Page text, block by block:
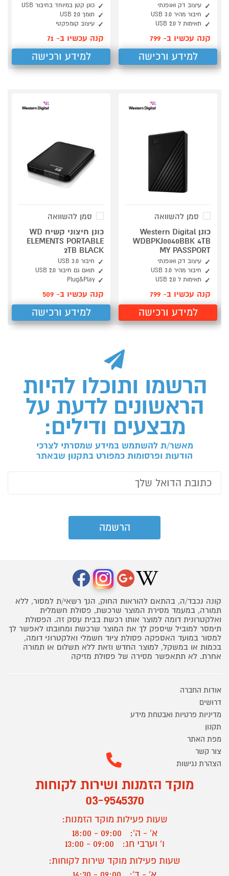
עיצוב דק ואופנתי
חיבור מהיר USB 3.0
תאימות ל USB 2.0
קנה עכשיו ב- 799
למידע ורכישה
כונן קטן במיוחד בחיבור USB
תומך USB 2.0
עיצוב קומפקטי
קנה עכשיו ב- 71
למידע ורכישה
סמן להשוואה
כונן Western Digital
WDBPKJ0040BBK 4TB
MY PASSPORT
עיצוב דק ואופנתי
חיבור מהיר USB 3.0
תאימות ל USB 2.0
קנה עכשיו ב- 799
למידע ורכישה
סמן להשוואה
כונן חיצוני קשיח WD
ELEMENTS PORTABLE
2TB BLACK
חיבור USB 3.0
תואם גם חיבור USB 2.0
Plug&Play
קנה עכשיו ב- 509
למידע ורכישה
הרשמו ותוכלו להיות
הראשונים לדעת על
מבצעים ודילים:
מאשר/ת להשתמש במידע שמסרתי לצרכי
הודעות ופרסומות כמפורט בתקנון שבאתר
קונה נכבד/ה, בהתאם להוראות החוק, הנך רשאי/ת למסור, ללא
תמורה, במעמד מסירת המוצר שרכשת, פסולת חשמלית
ואלקטרונית דומה למוצר אותו רכשת בבית עסק זה. הפסולת
תימסר למוביל שיספק לך את המוצר שרכשת ומחובתו לאפשר לך
למסור במועד האספקה פסולת ציוד חשמלי ואלקטרוני דומה,
בכמות או במשקל, למוצר החדש וזאת ללא תשלום או תמורה
אחרת. לא תתאפשר מסירה של פסולת מזיקה
אודות החברה
דרושים
מדיניות פרטיות ואבטחת מידע
תקנון
מפת האתר
צור קשר
הצהרת נגישות
מוקד הזמנות ושירות לקוחות
03-9545370
שעות פעילות מוקד הזמנות:
א' - ה':
09:00 - 18:00
ו' וערבי חג:
09:00 - 13:00
שעות פעילות מוקד שירות לקוחות: